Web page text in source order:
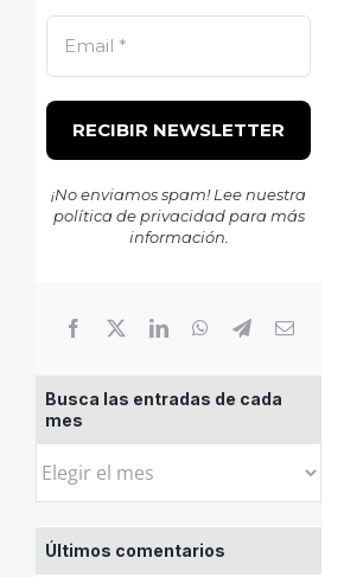
¡No enviamos spam! Lee nuestra
política de privacidadpara más
información.
Busca las entradas de cada
mes
Busca
entradas
de
Últimos comentarios